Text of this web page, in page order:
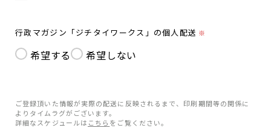
行政マガジン「ジチタイワークス」の個人配送 ※
希望する 希望しない
ご登録頂いた情報が実際の配送に反映されるまで、印刷期間等の関係に
よりタイムラグがございます。
詳細なスケジュールは こちら をご覧ください。